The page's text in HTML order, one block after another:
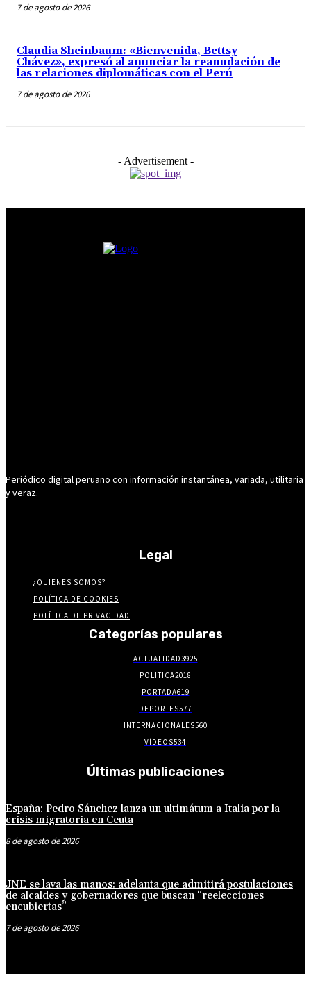
7 de agosto de 2026
Claudia Sheinbaum: «Bienvenida, Bettsy
Chávez», expresó al anunciar la reanudación de
las relaciones diplomáticas con el Perú
7 de agosto de 2026
- Advertisement -
Periódico digital peruano con información instantánea, variada, utilitaria
y veraz.
Legal
¿QUIENES SOMOS?
POLÍTICA DE COOKIES
POLÍTICA DE PRIVACIDAD
Categorías populares
ACTUALIDAD3925
POLITICA2018
PORTADA619
DEPORTES577
INTERNACIONALES560
VÍDEOS534
Últimas publicaciones
España: Pedro Sánchez lanza un ultimátum a Italia por la
crisis migratoria en Ceuta
8 de agosto de 2026
JNE se lava las manos: adelanta que admitirá postulaciones
de alcaldes y gobernadores que buscan “reelecciones
encubiertas”
7 de agosto de 2026